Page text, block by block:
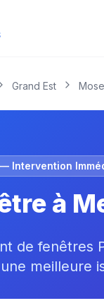
Grand Est
— Intervention
à
de fenêtres
meilleure